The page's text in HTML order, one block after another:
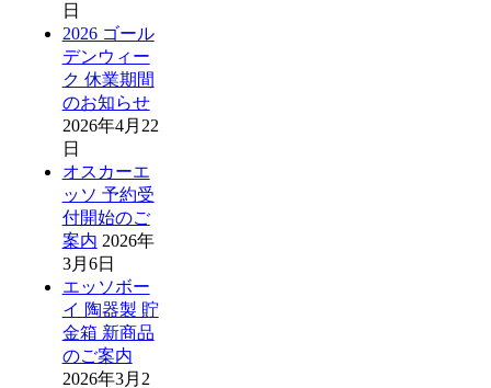
日
2026 ゴール
デンウィー
ク 休業期間
のお知らせ
2026年4月22
日
オスカーエ
ッソ 予約受
付開始のご
案内 2026年
3月6日
エッソボー
イ 陶器製 貯
金箱 新商品
のご案内
2026年3月2